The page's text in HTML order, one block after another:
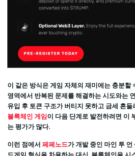
이 같은 방식은 게임 자체의 재미에는 충분할
영역에서 반복된 문제를 해결하는 시도와는
유입 후 토큰 구조가 버티지 못하고 금세 흔
블록체인 게임이 다음 단계로 발전하려면 이
는 평가가 많다.
이런 점에서 페페노드가 개발 중인 마인 투